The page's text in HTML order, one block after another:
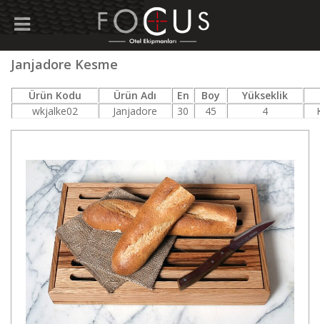
Janjadore Kesme
Ürün Kodu Ürün Adı En Boy
Yükseklik
wkjalke02
Janjadore 30 45 4